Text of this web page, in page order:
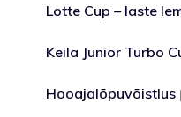
Lotte Cup – laste
Keila Junior Turbo
Hooajalõpuvõistlus